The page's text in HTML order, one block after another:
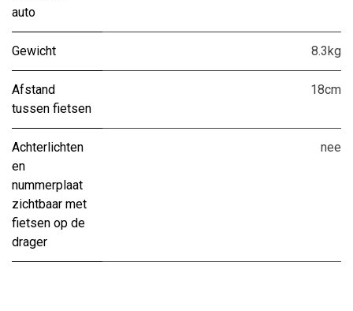
auto
Gewicht 8.3kg
Afstand
tussen fietsen
18cm
Achterlichten
en
nummerplaat
zichtbaar met
fietsen op de
drager
nee